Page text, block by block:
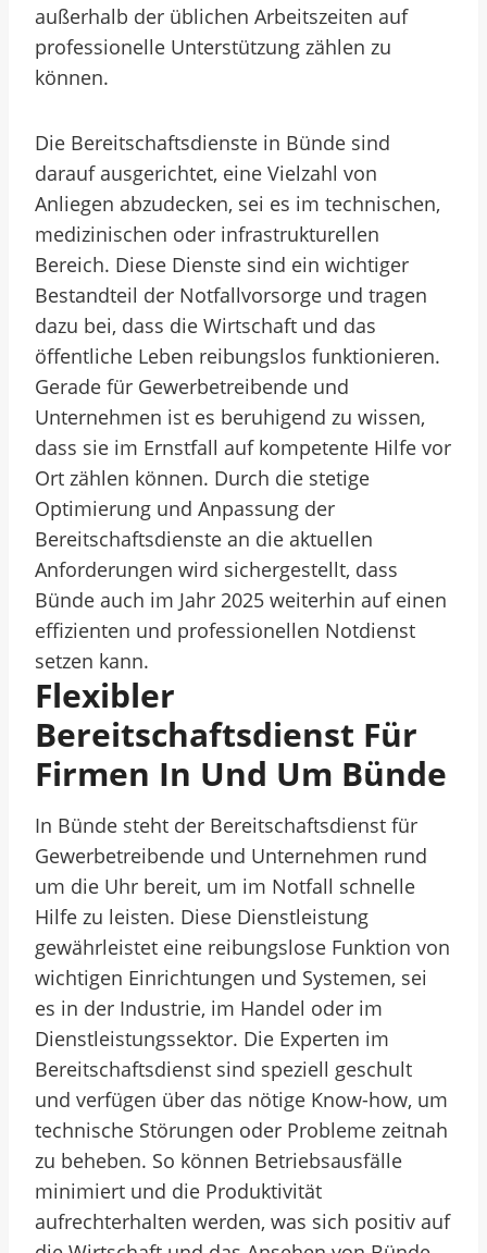
außerhalb der üblichen Arbeitszeiten auf
professionelle Unterstützung zählen zu
können.
Die Bereitschaftsdienste in Bünde sind
darauf ausgerichtet, eine Vielzahl von
Anliegen abzudecken, sei es im technischen,
medizinischen oder infrastrukturellen
Bereich. Diese Dienste sind ein wichtiger
Bestandteil der Notfallvorsorge und tragen
dazu bei, dass die Wirtschaft und das
öffentliche Leben reibungslos funktionieren.
Gerade für Gewerbetreibende und
Unternehmen ist es beruhigend zu wissen,
dass sie im Ernstfall auf kompetente Hilfe vor
Ort zählen können. Durch die stetige
Optimierung und Anpassung der
Bereitschaftsdienste an die aktuellen
Anforderungen wird sichergestellt, dass
Bünde auch im Jahr 2025 weiterhin auf einen
effizienten und professionellen Notdienst
setzen kann.
Flexibler
Bereitschaftsdienst Für
Firmen In Und Um Bünde
In Bünde steht der Bereitschaftsdienst für
Gewerbetreibende und Unternehmen rund
um die Uhr bereit, um im Notfall schnelle
Hilfe zu leisten. Diese Dienstleistung
gewährleistet eine reibungslose Funktion von
wichtigen Einrichtungen und Systemen, sei
es in der Industrie, im Handel oder im
Dienstleistungssektor. Die Experten im
Bereitschaftsdienst sind speziell geschult
und verfügen über das nötige Know-how, um
technische Störungen oder Probleme zeitnah
zu beheben. So können Betriebsausfälle
minimiert und die Produktivität
aufrechterhalten werden, was sich positiv auf